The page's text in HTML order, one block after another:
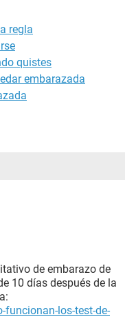
regla
quistes
embarazada
de embarazo de
10 días después de la
los-test-de-